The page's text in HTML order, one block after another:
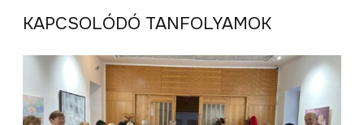
KAPCSOLÓDÓ TANFOLYAMOK